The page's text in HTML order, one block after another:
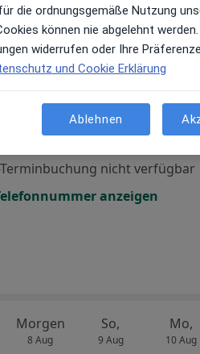
10 Aug
nicht verfügbar
anzeigen
Morgen
8 Aug
So,
9 Aug
Mo,
10 Aug
die ordnungsgemäße Nutzung
können nie abgelehnt werden.
widerrufen oder Ihre
und Cookie Erklärung
Ablehnen